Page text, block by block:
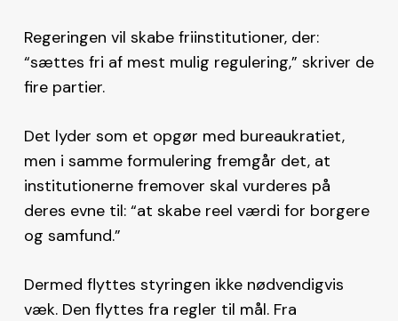
Regeringen vil skabe friinstitutioner, der:
“sættes fri af mest mulig regulering,” skriver de
fire partier.
Det lyder som et opgør med bureaukratiet,
men i samme formulering fremgår det, at
institutionerne fremover skal vurderes på
deres evne til: “at skabe reel værdi for borgere
og samfund.”
Dermed flyttes styringen ikke nødvendigvis
væk. Den flyttes fra regler til mål. Fra